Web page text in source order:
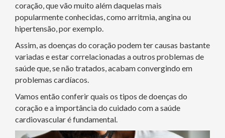
coração, que vão muito além daquelas mais
popularmente conhecidas, como arritmia, angina ou
hipertensão, por exemplo.
Assim, as doenças do coração podem ter causas bastante
variadas e estar correlacionadas a outros problemas de
saúde que, se não tratados, acabam convergindo em
problemas cardíacos.
Vamos então conferir quais os tipos de doenças do
coração e a importância do cuidado com a saúde
cardiovascular é fundamental.